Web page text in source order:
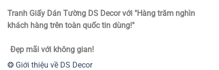
Tranh Giấy Dán Tường DS Decor với "Hàng trăm nghìn
khách hàng trên toàn quốc tin dùng!"
Đẹp mãi với không gian!
❂ Giới thiệu về DS Decor